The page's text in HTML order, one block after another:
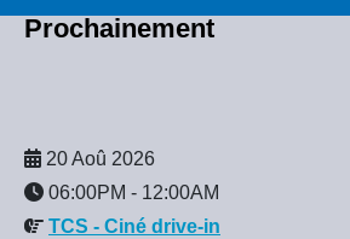
Prochainement
20 Aoû 2026
06:00PM - 12:00AM
TCS - Ciné drive-in